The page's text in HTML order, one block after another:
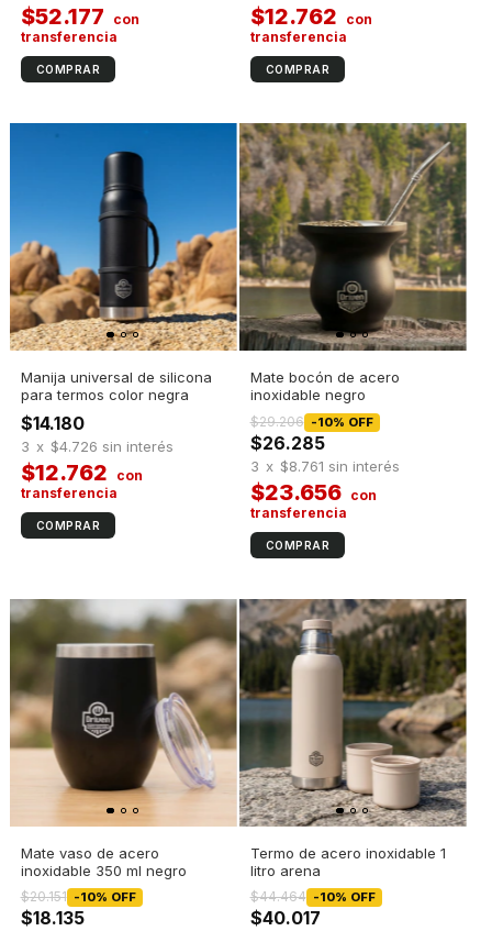
$52.177 $12.762
Manija universal de silicona
para termos color negra
$14.180
$12.762
3 x $4.726 sin interés
Mate bocón de acero
inoxidable negro
$26.285
-10% OFF
$29.206
$23.656
3 x $8.761 sin interés
Mate vaso de acero
inoxidable 350 ml negro
$18.135
-10% OFF
$20.151
Termo de acero inoxidable 1
litro arena
$40.017
-10% OFF
$44.464